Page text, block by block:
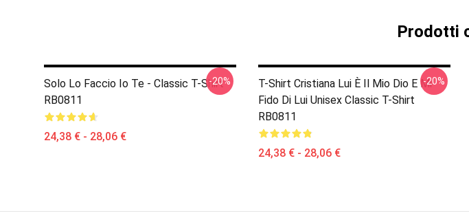
Prodotti
Solo Lo Faccio Io Te - Classic T-Shirt
RB0811
24,38 € - 28,06 €
-20%
T-Shirt Cristiana Lui È Il Mio Dio E Mi
Fido Di Lui Unisex Classic T-Shirt
RB0811
24,38 € - 28,06 €
-20%